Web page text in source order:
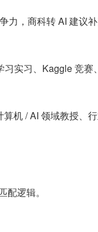
力，商科转 AI 建议
实习、Kaggle 竞赛
机 / AI 领域教授、
逻辑。